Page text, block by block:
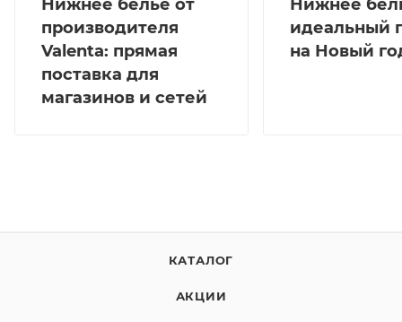
Нижнее белье от
производителя
Valenta: прямая
поставка для
магазинов и сетей
Нижнее
идеальный
на Новый
КАТАЛОГ
АКЦИИ